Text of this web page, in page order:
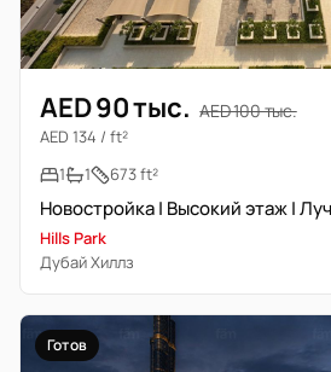
AED 90 тыс. AED 100 тыс.
AED 134 / ft²
1
1 673 ft²
Новостройка | Высокий этаж |
Hills Park
Дубай Хиллз
Готов